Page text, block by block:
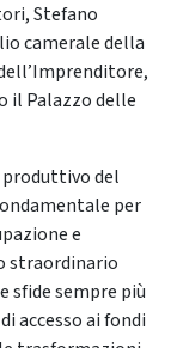
Stefano
camerale della
il Palazzo delle
produttivo del
per
e
straordinario
sfide sempre più
accesso ai fondi